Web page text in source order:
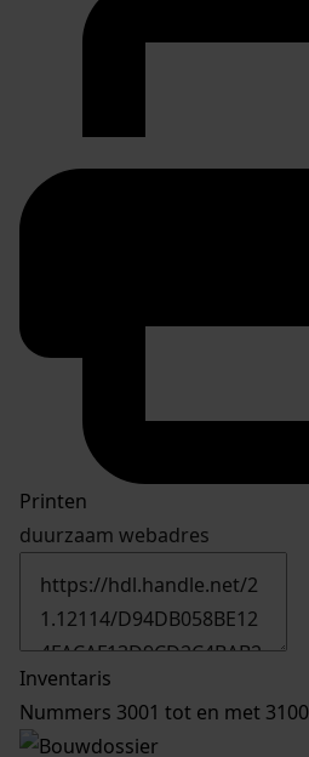
Printen
duurzaam webadres
Inventaris
Nummers 3001 tot en met 3100